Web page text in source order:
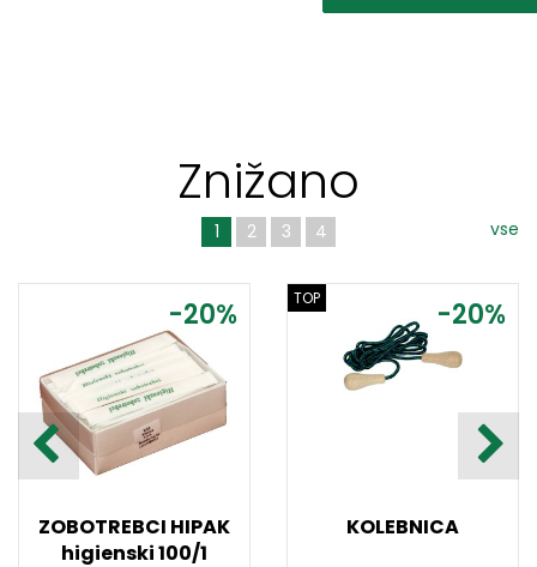
Znižano
vse
1 2 3 4
-20%
ZOBOTREBCI HIPAK
higienski 100/1
-20%
TOP
KOLEBNICA